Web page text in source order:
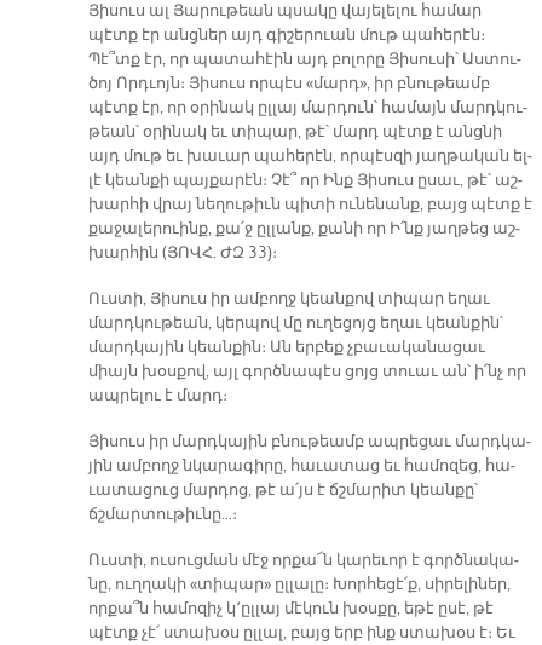
Յի­սուս ալ Յա­րու­թեան պսա­կը վա­յե­լե­լու հա­մար
պէտք էր անց­ներ այդ գի­շե­րուան մութ պա­հե­րէն։
Պէ՞տք էր, որ պա­տա­հէին այդ բո­լո­րը Յի­սու­սի՝ Աս­տու­
ծոյ Որդ­ւոյն։ Յի­սուս որ­պէս «մարդ», իր բնու­թեամբ
պէտք էր, որ օ­րի­նակ ըլ­լայ մար­դուն՝ հա­մայն մարդ­կու­
թեան՝ օ­րի­նակ եւ տի­պար, թէ՝ մարդ պէտք է անց­նի
այդ մութ եւ խա­ւար պա­հե­րէն, որ­պէս­զի յաղ­թա­կան ել­
լէ կեան­քի պայ­քա­րէն։ Չէ՞ որ Ինք Յի­սուս ը­սաւ, թէ՝ աշ­
խար­հի վրայ նե­ղու­թիւն պի­տի ու­նե­նանք, բայց պէտք է
քա­ջա­լե­րուինք, քա՛ջ ըլ­լանք, քա­նի որ Ի՛նք յաղ­թեց աշ­
խար­հին (ՅՈՎՀ. ԺԶ 33)։
Ուս­տի, Յի­սուս իր ամ­բողջ կեան­քով տի­պար ե­ղաւ
մարդ­կու­թեան, կեր­պով մը ու­ղե­ցոյց ե­ղաւ կեան­քին՝
մարդ­կա­յին կեան­քին։ Ան եր­բեք չբա­ւա­կա­նա­ցաւ
միայն խօս­քով, այլ գործ­նա­պէս ցոյց տուաւ ան՝ ի՛նչ որ
ապ­րե­լու է մարդ։
Յի­սուս իր մարդ­կա­յին բնու­թեամբ ապ­րե­ցաւ մարդ­կա­
յին ամ­բողջ նկա­րա­գի­րը, հա­ւա­տաց եւ հա­մո­զեց, հա­
ւա­տա­ցուց մար­դոց, թէ ա՛յս է ճշմա­րիտ կեան­քը՝
ճշմար­տու­թիւ­նը…։
Ուս­տի, ու­սուց­ման մէջ որ­քա՜ն կա­րե­ւոր է գործ­նա­կա­
նը, ուղ­ղա­կի «տի­պար» ըլ­լա­լը։ Խոր­հե­ցէ՛ք, սի­րե­լի­ներ,
որ­քա՞ն հա­մո­զիչ կ՚ըլ­լայ մէ­կուն խօս­քը, ե­թէ ը­սէ, թէ
պէտք չէ՛ ստա­խօս ըլ­լալ, բայց երբ ինք ստա­խօս է։ Եւ